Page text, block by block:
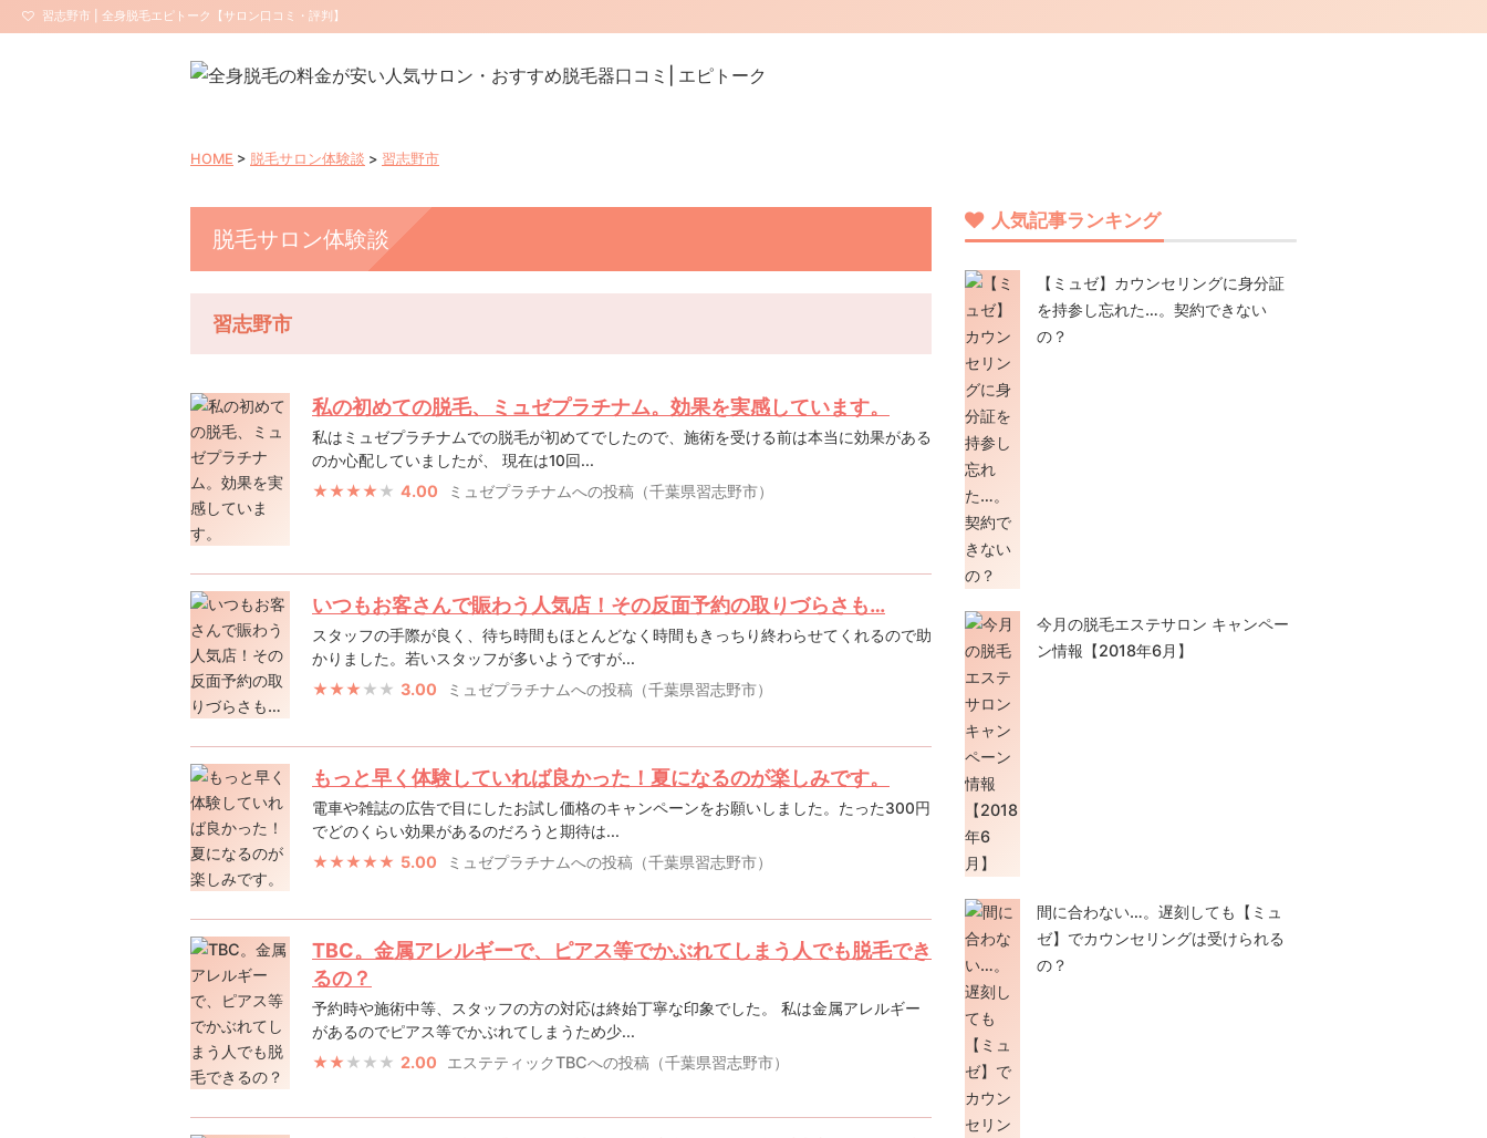
習志野市 | 全身脱毛エピトーク【サロン口コミ・評判】
HOME > 脱毛サロン体験談 > 習志野市
脱毛サロン体験談
習志野市
私の初めての脱毛、ミュゼプラチナム。効果を実感しています。
私はミュゼプラチナムでの脱毛が初めてでしたので、施術を受ける前は本当に効果がある
のか心配していましたが、 現在は10回...
4.00 ミュゼプラチナムへの投稿（千葉県習志野市）
いつもお客さんで賑わう人気店！その反面予約の取りづらさも…
スタッフの手際が良く、待ち時間もほとんどなく時間もきっちり終わらせてくれるので助
かりました。若いスタッフが多いようですが...
3.00 ミュゼプラチナムへの投稿（千葉県習志野市）
もっと早く体験していれば良かった！夏になるのが楽しみです。
電車や雑誌の広告で目にしたお試し価格のキャンペーンをお願いしました。たった300円
でどのくらい効果があるのだろうと期待は...
5.00 ミュゼプラチナムへの投稿（千葉県習志野市）
TBC。金属アレルギーで、ピアス等でかぶれてしまう人でも脱毛でき
るの？
予約時や施術中等、スタッフの方の対応は終始丁寧な印象でした。 私は金属アレルギー
があるのでピアス等でかぶれてしまうため少...
2.00 エステティックTBCへの投稿（千葉県習志野市）
人気記事ランキング
【ミュゼ】カウンセリングに身分証
を持参し忘れた…。契約できない
の？
今月の脱毛エステサロン キャンペー
ン情報【2018年6月】
間に合わない…。遅刻しても【ミュ
ゼ】でカウンセリングは受けられる
の？